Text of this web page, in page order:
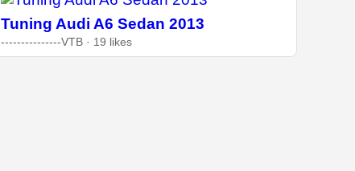
Tuning Audi A6 Sedan 2013
---------------VTB · 19 likes